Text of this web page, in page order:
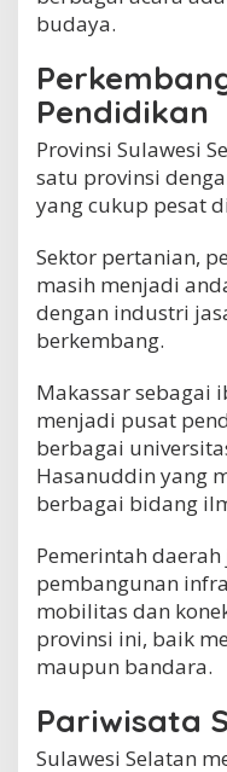
budaya.
Pendidikan
Provinsi Sulawesi
satu provinsi
yang cukup pesat
Sektor pertanian,
masih menjadi
dengan industri
berkembang.
Makassar sebagai
menjadi pusat
berbagai
Hasanuddin yang
berbagai bidang
Pemerintah
pembangunan
mobilitas dan
provinsi ini, baik
maupun bandara.
Pariwisata
Sulawesi Selatan